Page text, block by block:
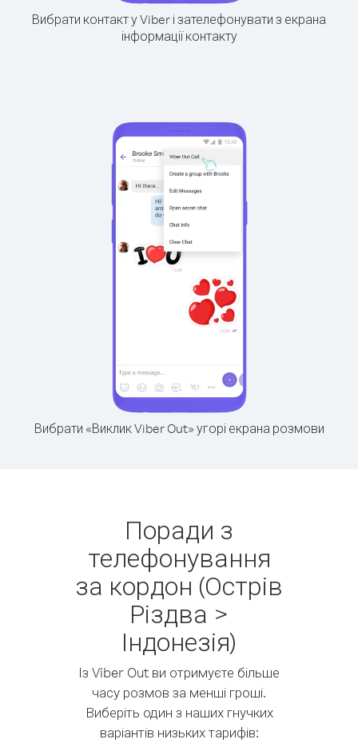
Вибрати контакт у Viber і зателефонувати з екрана
інформації контакту
Вибрати «Виклик Viber Out» угорі екрана розмови
Поради з
телефонування
за кордон (Острів
Різдва >
Індонезія)
Із Viber Out ви отримуєте більше
часу розмов за менші гроші.
Виберіть один з наших гнучких
варіантів низьких тарифів: